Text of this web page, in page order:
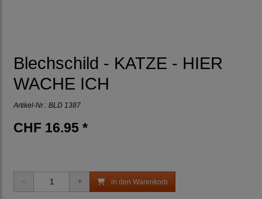
Blechschild - KATZE - HIER
WACHE ICH
Artikel-Nr.: BLD 1387
CHF 16.95 *
in den Warenkorb